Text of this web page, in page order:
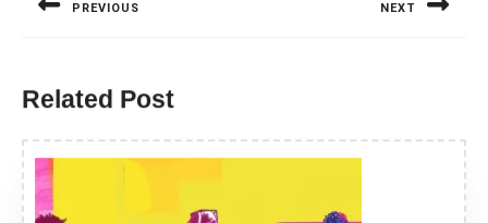
PREVIOUS NEXT
Related Post